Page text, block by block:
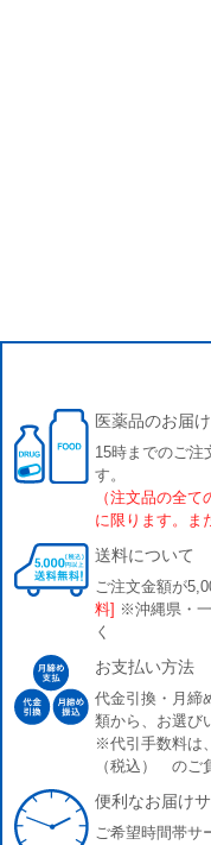
医薬品のお届け
15時までのご注
す。
（注文品の全
に限ります。ま
送料について
ご注文金額が
料] ※沖縄県・
く
お支払い方法
代金引換・月締
類から、お選び
※代引手数料は
（税込） のご
便利なお届け
ご希望時間帯サ